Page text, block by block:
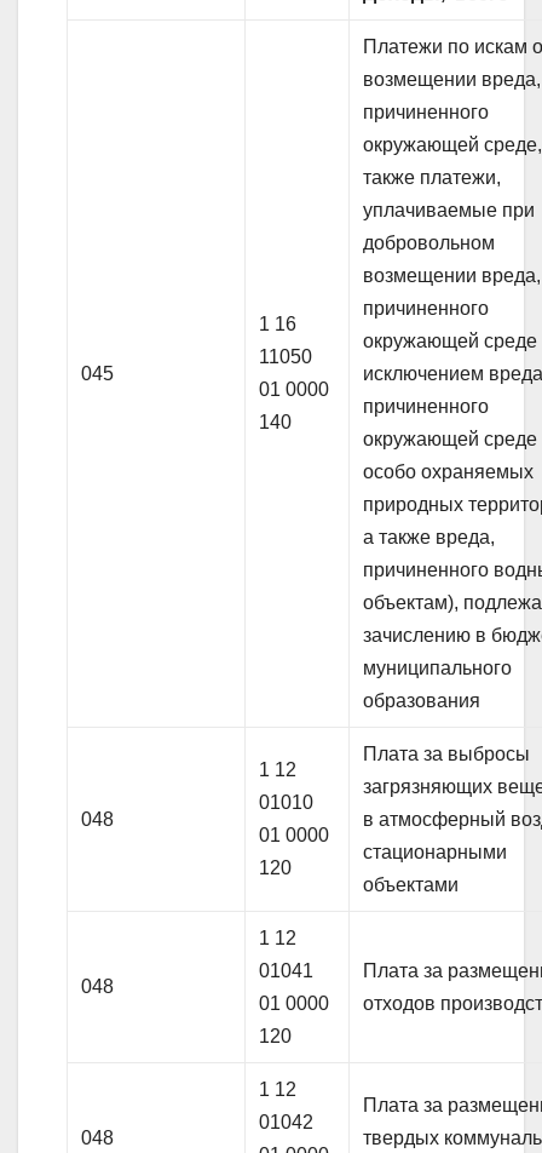
045
1 16
11050
01 0000
140
Платежи по искам
возмещении вреда,
причиненного
окружающей
также платежи,
уплачиваемые при
добровольном
возмещении вреда,
причиненного
окружающей среде
исключением
причиненного
окружающей среде
особо охраняемых
природных
а также вреда,
причиненного
объектам),
зачислению в
муниципального
образования
048
1 12
01010
01 0000
120
Плата за выбросы
загрязняющих
в атмосферный
стационарными
объектами
048
1 12
01041
01 0000
120
Плата за
отходов
048
1 12
01042
Плата за
твердых